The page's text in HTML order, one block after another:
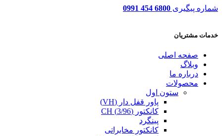
شماره پیگیری 6800 454 0991
خدمات مشتریان
صفحه اصلی
وبلاگ
درباره ما
محصولات
ستون اول
پاور قفل دار (VH)
کانکتور (3/96) CH
پینگرد
کانکتور مخابراتی